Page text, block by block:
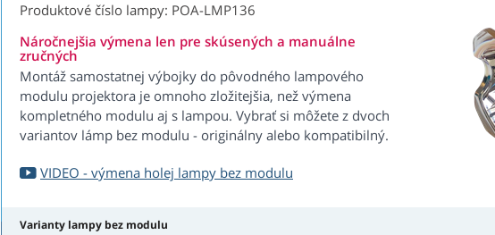
Produktové číslo lampy: POA-LMP136
Náročnejšia výmena len pre skúsených a manuálne
zručných
Montáž samostatnej výbojky do pôvodného lampového
modulu projektora je omnoho zložitejšia, než výmena
kompletného modulu aj s lampou. Vybrať si môžete z dvoch
variantov lámp bez modulu - originálny alebo kompatibilný.
VIDEO - výmena holej lampy bez modulu
Varianty lampy bez modulu